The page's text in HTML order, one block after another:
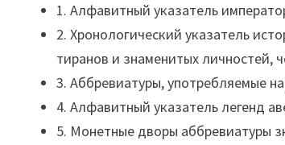
1. Алфавитный указатель
2. Хронологический указатель
тиранов и знаменитых личностей,
3. Аббревиатуры, употребляемые
4. Алфавитный указатель легенд
5. Монетные дворы аббревиатуры